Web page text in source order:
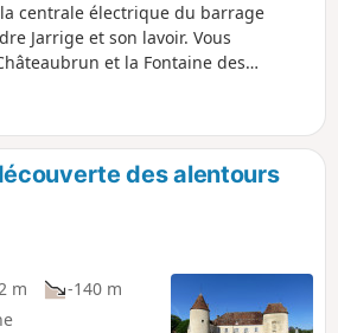
centrale électrique du barrage
Jarrige et son lavoir. Vous
et la Fontaine des
puis c'est le passage de la
les J.O. d'été de 2024. Vous longerez
avant de vous retrouver au pied du
sur un belvédère permettant de
des alentours
m
-140 m